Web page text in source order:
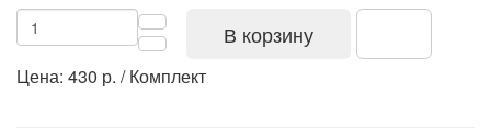
В корзину
Цена: 430 р. / Комплект